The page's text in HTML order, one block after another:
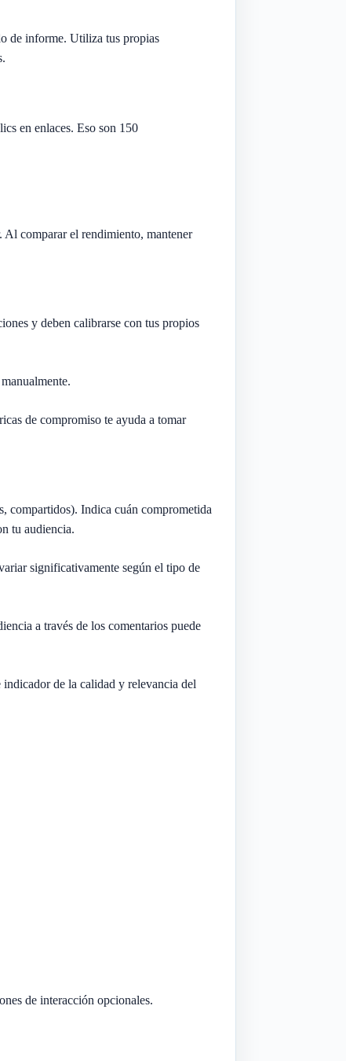
de informe. Utiliza tus propias
en enlaces. Eso son 150
Al comparar el rendimiento, mantener
y deben calibrarse con tus propios
de compromiso te ayuda a tomar
compartidos). Indica cuán comprometida
tu audiencia.
significativamente según el tipo de
a través de los comentarios puede
de la calidad y relevancia del
de interacción opcionales.